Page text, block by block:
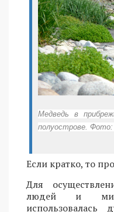
Медведь в п
полуострове.
Если кратко, то
Для
людей и